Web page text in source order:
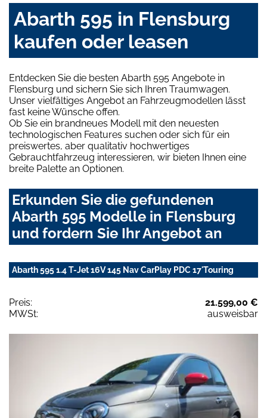
Abarth 595 in Flensburg
kaufen oder leasen
Entdecken Sie die besten Abarth 595 Angebote in
Flensburg und sichern Sie sich Ihren Traumwagen.
Unser vielfältiges Angebot an Fahrzeugmodellen lässt
fast keine Wünsche offen.
Ob Sie ein brandneues Modell mit den neuesten
technologischen Features suchen oder sich für ein
preiswertes, aber qualitativ hochwertiges
Gebrauchtfahrzeug interessieren, wir bieten Ihnen eine
breite Palette an Optionen.
Erkunden Sie die gefundenen
Abarth 595 Modelle in Flensburg
und fordern Sie Ihr Angebot an
Abarth 595 1.4 T-Jet 16V 145 Nav CarPlay PDC 17'Touring
Preis:
21.599,00 €
MWSt:
ausweisbar